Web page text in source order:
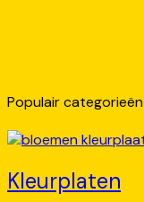
Populair categorieën
Kleurplaten